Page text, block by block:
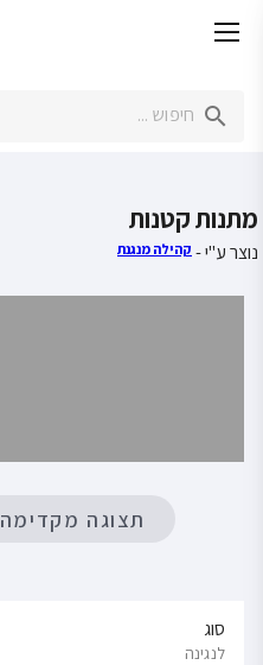
מתנות קטנות
נוצר ע"י - קהילה מנגנת
תצוגה מקדימה
סוג
לנגינה